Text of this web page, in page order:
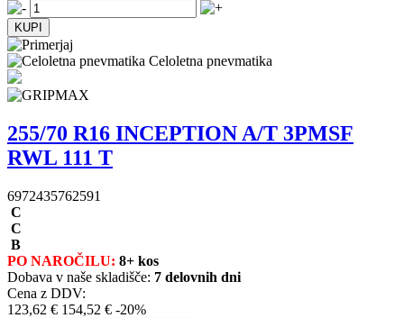
Celoletna pnevmatika
255/70 R16 INCEPTION A/T 3PMSF
RWL 111 T
6972435762591
C
C
B
PO NAROČILU: 8+ kos
Dobava v naše skladišče: 7 delovnih dni
Cena z DDV:
123,62 € 154,52 € -20%